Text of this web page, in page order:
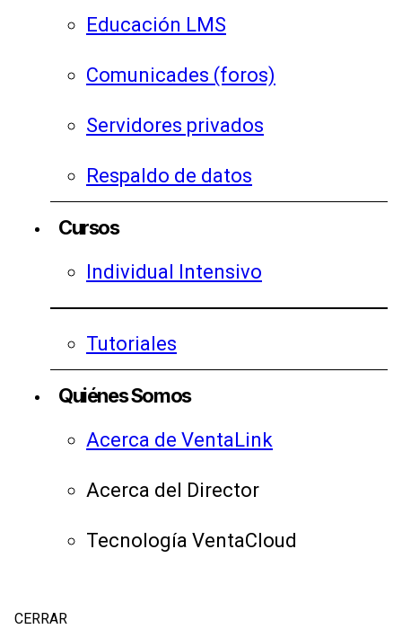
Educación LMS
Comunicades (foros)
Servidores privados
Respaldo de datos
Cursos
Individual Intensivo
Tutoriales
Quiénes Somos
Acerca de VentaLink
Acerca del Director
Tecnología VentaCloud
CERRAR